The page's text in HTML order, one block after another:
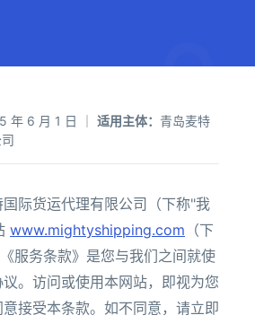
年 6 月 1 日 ｜ 适用主体： 青岛麦特
际货运代理有限公司（下称"我
www.mightyshipping.com （下
服务条款》是您与我们之间就使
。访问或使用本网站，即视为您
接受本条款。如不同意，请立即